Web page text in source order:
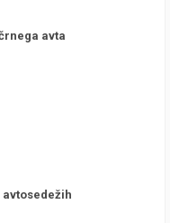
avta